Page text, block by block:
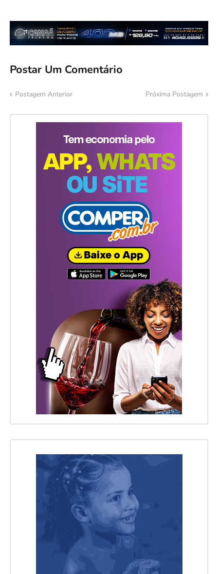
Postar Um Comentário
Postagem Anterior Próxima Postagem